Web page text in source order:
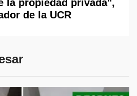
la propiedad privada",
de la UCR